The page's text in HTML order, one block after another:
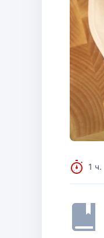
1 ч.